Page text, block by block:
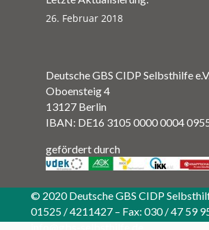
26. Februar 2018
Deutsche GBS CIDP Selbsthilfe
Oboensteig 4
13127 Berlin
IBAN: DE16 3105 0000 0004
gefördert durch
© 2020 Deutsche GBS CIDP
01525 / 4211427 – Fax: 030 / 47 59